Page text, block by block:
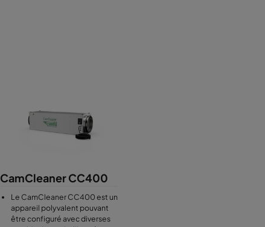
CamCleaner CC400
Le CamCleaner CC400 est un
appareil polyvalent pouvant
être configuré avec diverses